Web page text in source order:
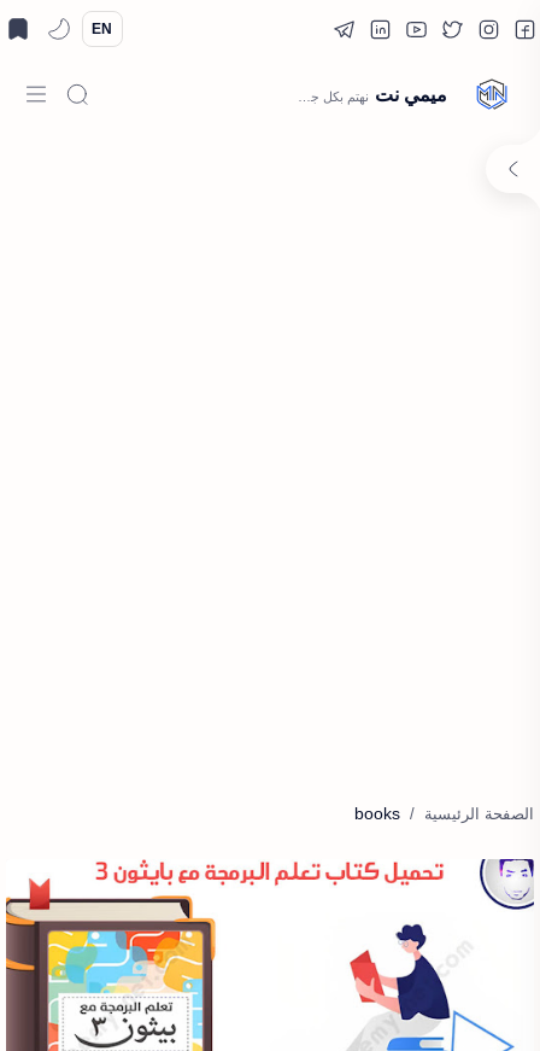
EN
ميمي نت
books